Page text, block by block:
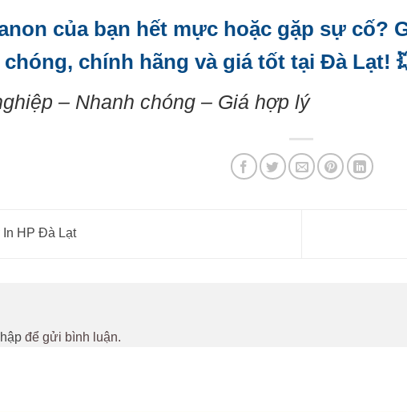
của bạn hết mực hoặc gặp sự cố?
chính hãng và giá tốt tại Đà Lạt!
– Nhanh chóng – Giá hợp lý
In HP Đà Lạt
để gửi bình luận.